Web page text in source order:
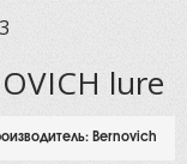
lure
Bernovich